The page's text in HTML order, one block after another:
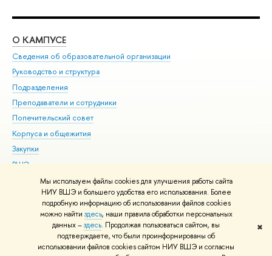
Мы используем файлы cookies для улучшения работы сайта
НИУ ВШЭ и большего удобства его использования. Более
подробную информацию об использовании файлов cookies
можно найти здесь, наши правила обработки персональных
данных –здесь. Продолжая пользоваться сайтом, вы
подтверждаете, что были проинформированы об
использовании файлов cookies сайтом НИУ ВШЭ и согласны
✖
О КАМПУСЕ
Сведения об образовательной организации
Руководство и структура
Подразделения
Преподаватели и сотрудники
Попечительский совет
Корпуса и общежития
Закупки
ВШЭ для студентов с ограниченными возможностями
здоровья и инвалидностью
Версия для слабовидящих
Единая платежная страница
© НИУ ВШЭ 1993–2026 Адреса и контакты Условия использования